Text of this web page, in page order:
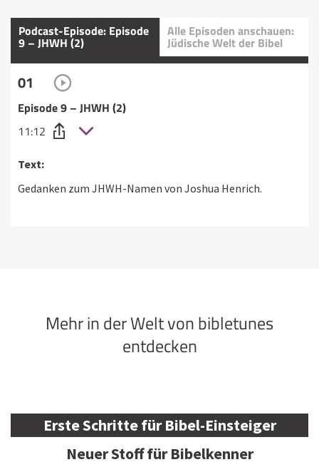
Podcast-Episode: Episode
9 – JHWH (2)
Alle Episoden anschauen:
Jüdische Welt der Bibel
01
Episode 9 – JHWH (2)
11:12
Text:
Gedanken zum JHWH-Namen von Joshua Henrich.
Mehr in der Welt von bibletunes
entdecken
Erste Schritte für Bibel-Einsteiger
Neuer Stoff für Bibelkenner